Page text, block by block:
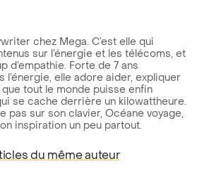
chez Mega. C’est elle qui
sur l’énergie et les télécoms, et
d’empathie. Forte de 7 ans
l’énergie, elle adore aider, expliquer
tout le monde puisse enfin
se cache derrière un kilowattheure.
pas sur son clavier, Océane voyage,
inspiration un peu partout.
du même auteur